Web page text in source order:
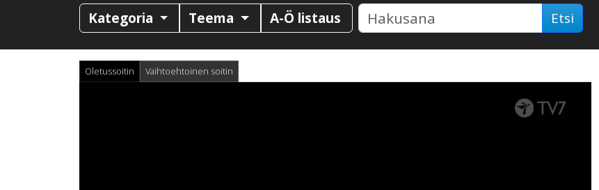
Kategoria Teema A-Ö listaus Etsi
Oletussoitin Vaihtoehtoinen soitin